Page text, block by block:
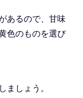
あるので、甘味
色のものを選び
ましょう。